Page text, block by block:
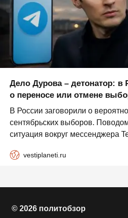
Дело Дурова – детонатор: в
о переносе или отмене
В России заговорили о
сентябрьских выборов.
ситуация вокруг мессенджера
vestiplaneti.ru
© 2026 политобзор